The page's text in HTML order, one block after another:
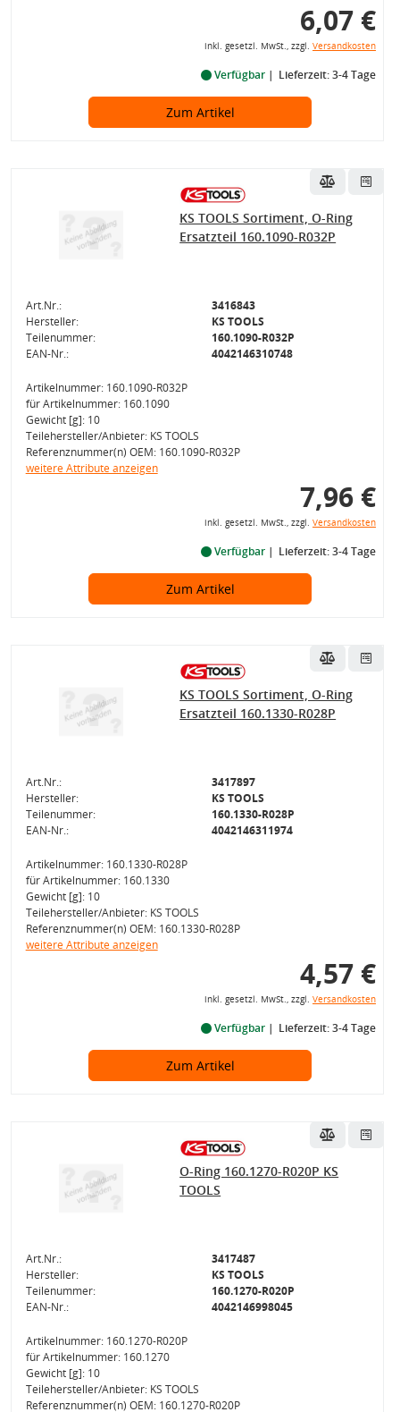
6,07 €
inkl. gesetzl. MwSt., zzgl. Versandkosten
Verfügbar Lieferzeit: 3-4 Tage
Zum Artikel
KS TOOLS Sortiment, O-Ring
Ersatzteil 160.1090-R032P
Art.Nr.:
3416843
Hersteller:
KS TOOLS
Teilenummer:
160.1090-R032P
EAN-Nr.:
4042146310748
Artikelnummer: 160.1090-R032P
für Artikelnummer: 160.1090
Gewicht [g]: 10
Teilehersteller/Anbieter: KS TOOLS
Referenznummer(n) OEM: 160.1090-R032P
weitere Attribute anzeigen
7,96 €
inkl. gesetzl. MwSt., zzgl. Versandkosten
Verfügbar Lieferzeit: 3-4 Tage
Zum Artikel
KS TOOLS Sortiment, O-Ring
Ersatzteil 160.1330-R028P
Art.Nr.:
3417897
Hersteller:
KS TOOLS
Teilenummer:
160.1330-R028P
EAN-Nr.:
4042146311974
Artikelnummer: 160.1330-R028P
für Artikelnummer: 160.1330
Gewicht [g]: 10
Teilehersteller/Anbieter: KS TOOLS
Referenznummer(n) OEM: 160.1330-R028P
weitere Attribute anzeigen
4,57 €
inkl. gesetzl. MwSt., zzgl. Versandkosten
Verfügbar Lieferzeit: 3-4 Tage
Zum Artikel
O-Ring 160.1270-R020P KS
TOOLS
Art.Nr.:
3417487
Hersteller:
KS TOOLS
Teilenummer:
160.1270-R020P
EAN-Nr.:
4042146998045
Artikelnummer: 160.1270-R020P
für Artikelnummer: 160.1270
Gewicht [g]: 10
Teilehersteller/Anbieter: KS TOOLS
Referenznummer(n) OEM: 160.1270-R020P